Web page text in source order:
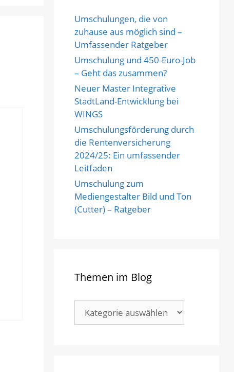
Umschulungen, die von
zuhause aus möglich sind –
Umfassender Ratgeber
Umschulung und 450-Euro-Job
– Geht das zusammen?
Neuer Master Integrative
StadtLand-Entwicklung bei
WINGS
Umschulungsförderung durch
die Rentenversicherung
2024/25: Ein umfassender
Leitfaden
Umschulung zum
Mediengestalter Bild und Ton
(Cutter) – Ratgeber
Themen im Blog